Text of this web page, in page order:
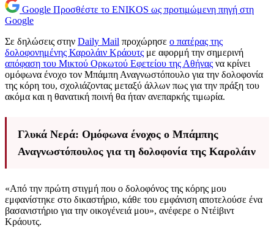
Google Προσθέστε το ENIKOS ως προτιμώμενη πηγή στη
Google
Σε δηλώσεις στην Daily Mail προχώρησε o πατέρας της
δολοφονημένης Καρολάιν Κράουτς με αφορμή την σημερινή
απόφαση του Μικτού Ορκωτού Εφετείου της Αθήνας να κρίνει
ομόφωνα ένοχο τον Μπάμπη Αναγνωστόπουλο για την δολοφονία
της κόρη του, σχολιάζοντας μεταξύ άλλων πως για την πράξη του
ακόμα και η θανατική ποινή θα ήταν ανεπαρκής τιμωρία.
Γλυκά Νερά: Ομόφωνα ένοχος ο Μπάμπης
Αναγνωστόπουλος για τη δολοφονία της Καρολάιν
«Από την πρώτη στιγμή που ο δολοφόνος της κόρης μου
εμφανίστηκε στο δικαστήριο, κάθε του εμφάνιση αποτελούσε ένα
βασανιστήριο για την οικογένειά μου», ανέφερε ο Ντέiβιντ
Κράουτς.